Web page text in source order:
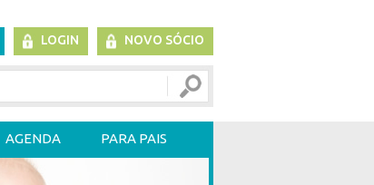
LOGIN NOVO SÓCIO
AGENDA PARA PAIS